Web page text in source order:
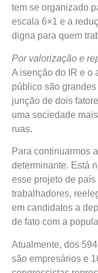
tem se organizado
escala 6×1 e a
digna para quem
Por valorização e
A isenção do IR e o
público são
junção de dois
uma sociedade
ruas.
Para continuarmos
determinante. Está
esse projeto de
trabalhadores,
em candidatos a
de fato com a
Atualmente, dos
são empresários e